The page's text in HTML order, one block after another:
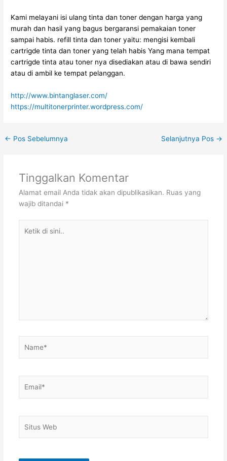
Kami melayani isi ulang tinta dan toner dengan harga yang
murah dan hasil yang bagus bergaransi pemakaian toner
sampai habis. refill tinta dan toner yaitu: mengisi kembali
cartrigde tinta dan toner yang telah habis Yang mana tempat
cartrigde tinta atau toner nya disediakan atau di bawa sendiri
atau di ambil ke tempat pelanggan.
http://www.bintanglaser.com/
https://multitonerprinter.wordpress.com/
← Pos Sebelumnya Selanjutnya Pos →
Tinggalkan Komentar
Alamat email Anda tidak akan dipublikasikan. Ruas yang
wajib ditandai *
Web